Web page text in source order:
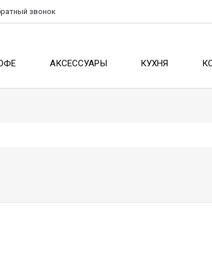
звонок
АКСЕССУАРЫ КУХНЯ